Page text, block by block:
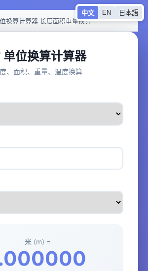
换算计算器 长度面积重量换算
中文 EN 日本語
单位换算计算器
、面积、重量、温度换算
米 (m) =